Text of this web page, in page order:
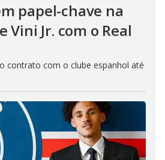
papel-chave na
Vini Jr. com o Real
contrato com o clube espanhol até